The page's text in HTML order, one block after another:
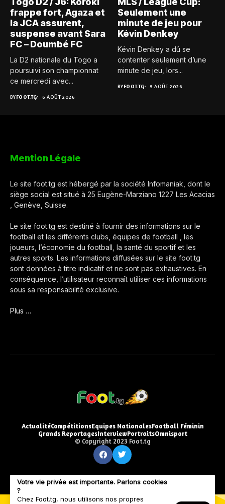
frappe fort, Agaza et
la JCA assurent,
suspense avant Sara
FC – Doumbé FC
La D2 nationale du Togo a
poursuivi son championnat
ce mercredi avec...
BYFOOT.TG 6 AOÛT 2026
Seulement une
minute de jeu pour
Kévin Denkey
Kévin Denkey a dû se
contenter seulement d’une
minute de jeu, lors...
BYFOOT.TG 5 AOÛT 2026
Mention Légale
Le site foot.tg est hébergé par la société Infomaniak, dont le
siège social est situé à 25 Eugène-Marziano 1227 Les Acacias
, Genève, Suisse.
Le site foot.tg est destiné à fournir des informations sur le
football et les différents clubs, équipes de football , les
joueurs, l’économie du football, la santé du sportif et les
autres sports. Les informations diffusées sur le site foot.tg
sont données à titre indicatif et ne sont pas exhaustives. En
conséquence, l’utilisateur reconnaît utiliser ces informations
sous sa responsabilité exclusive.
Plus …
ActualitéCompétitionsEquipes NationalesFootball Féminin
Grands ReportagesInterviewPortraitsOmnisport
© Copyright 2023 Foot.tg
Votre vie privée est importante. Parlons cookies
?
Chez Foot.tg, nous utilisons nos propres